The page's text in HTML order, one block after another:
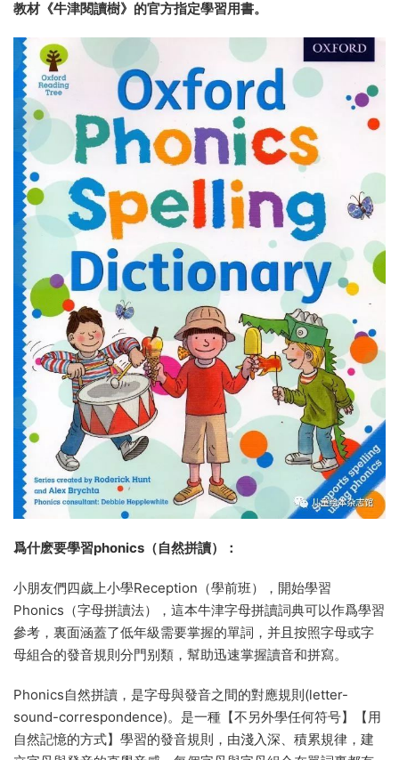
教材《牛津閱讀樹》的官方指定學習用書。
爲什麽要學習phonics（自然拼讀）：
小朋友們四歲上小學Reception（學前班），開始學習
Phonics（字母拼讀法），這本牛津字母拼讀詞典可以作爲學習
參考，裏面涵蓋了低年級需要掌握的單詞，并且按照字母或字
母組合的發音規則分門别類，幫助迅速掌握讀音和拼寫。
Phonics自然拼讀，是字母與發音之間的對應規則(letter-
sound-correspondence)。是一種【不另外學任何符号】【用
自然記憶的方式】學習的發音規則，由淺入深、積累規律，建